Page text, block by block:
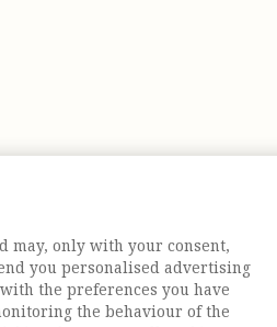
may, only with your consent,
you personalised advertising
the preferences you have
the behaviour of the